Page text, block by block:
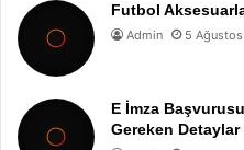
Futbol
Admin 5
E İmza
Gereken Detaylar